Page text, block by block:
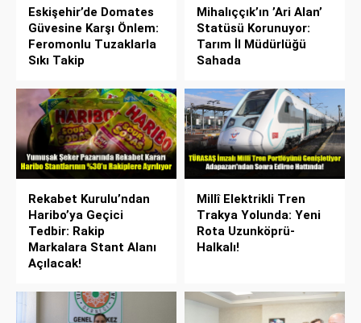
Eskişehir’de Domates
Güvesine Karşı Önlem:
Feromonlu Tuzaklarla
Sıkı Takip
Mihalıççık’ın ’Ari Alan’
Statüsü Korunuyor:
Tarım İl Müdürlüğü
Sahada
Rekabet Kurulu’ndan
Haribo’ya Geçici
Tedbir: Rakip
Markalara Stant Alanı
Açılacak!
Millî Elektrikli Tren
Trakya Yolunda: Yeni
Rota Uzunköprü-
Halkalı!